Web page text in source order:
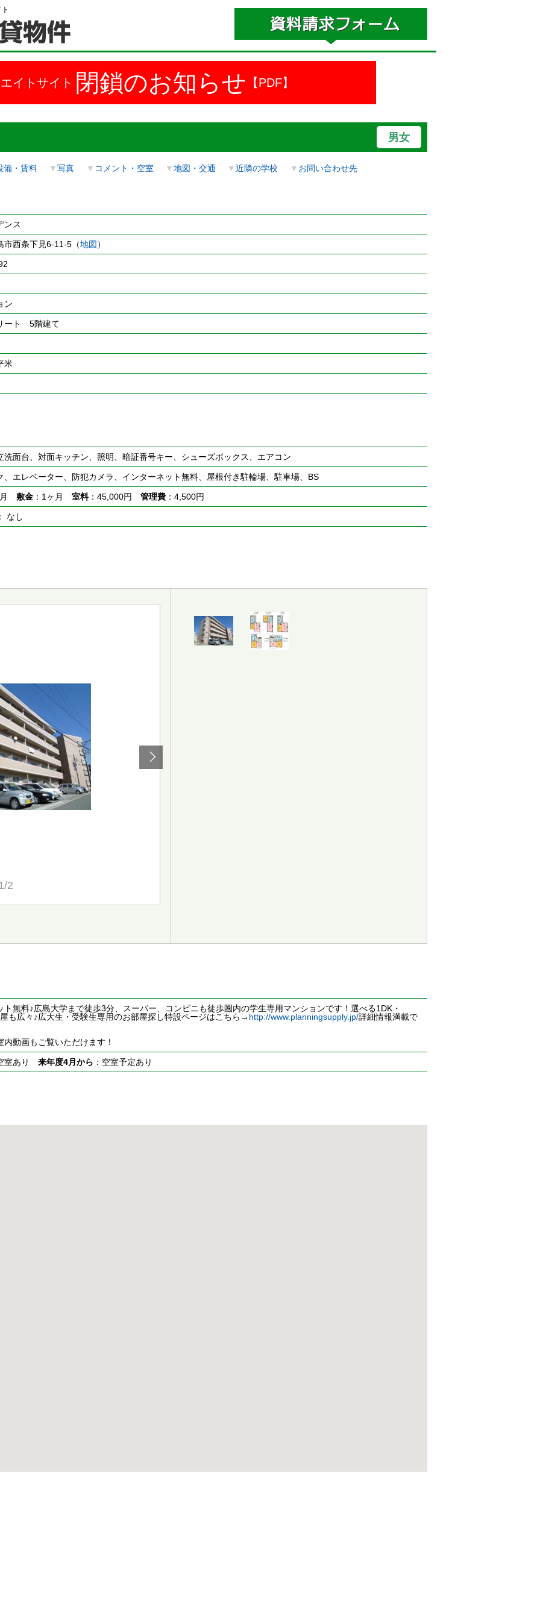
イトサイト 閉鎖のお知らせ 【PDF】
男女
備・賃料 ▼写真 ▼ コメント・空室 ▼地図・交通 ▼近隣の学校 ▼ お問い合わせ先
ンス
市西条下見6-11-5（地図）
ン
ート 5階建て
米
洗面台、対面キッチン、照明、暗証番号キー、シューズボックス、エアコン
、エレベーター、防犯カメラ、インターネット無料、屋根付き駐輪場、駐車場、BS
月 敷金：1ヶ月 室料：45,000円 管理費：4,500円
なし
2
ト無料♪広島大学まで徒歩3分、スーパー、コンビニも徒歩圏内の学生専用マンションです！選べる1DK・
も広々♪広大生・受験生専用のお部屋探し特設ページはこちら→ http://www.planningsupply.jp/詳細情報満載で
内動画もご覧いただけます！
室あり 来年度4月から ：空室予定あり